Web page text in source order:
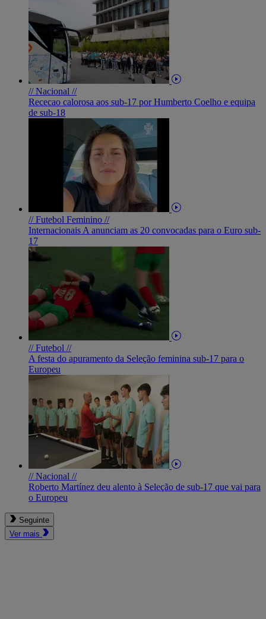
// Nacional //
Rececao calorosa aos sub-17 por Humberto Coelho e equipa
de sub-18
// Futebol Feminino //
Internacionais A anunciam as 20 convocadas para o Euro sub-
17
// Futebol //
A festa do apuramento da Seleção feminina sub-17 para o
Europeu
// Nacional //
Roberto Martínez deu alento à Seleção de sub-17 que vai para
o Europeu
Seguinte
Ver mais